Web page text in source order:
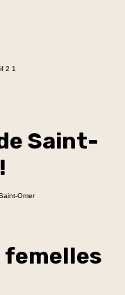
2 1
Saint-
Omer
femelles